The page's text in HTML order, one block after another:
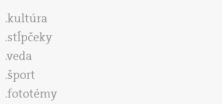
kultúra
stĺpčeky
veda
šport
fototémy